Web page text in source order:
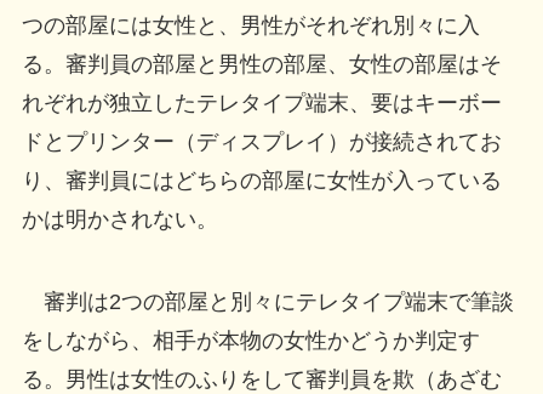
つの部屋には女性と、男性がそれぞれ別々に入
る。審判員の部屋と男性の部屋、女性の部屋はそ
れぞれが独立したテレタイプ端末、要はキーボー
ドとプリンター（ディスプレイ）が接続されてお
り、審判員にはどちらの部屋に女性が入っている
かは明かされない。
審判は2つの部屋と別々にテレタイプ端末で筆談
をしながら、相手が本物の女性かどうか判定す
る。男性は女性のふりをして審判員を欺（あざむ